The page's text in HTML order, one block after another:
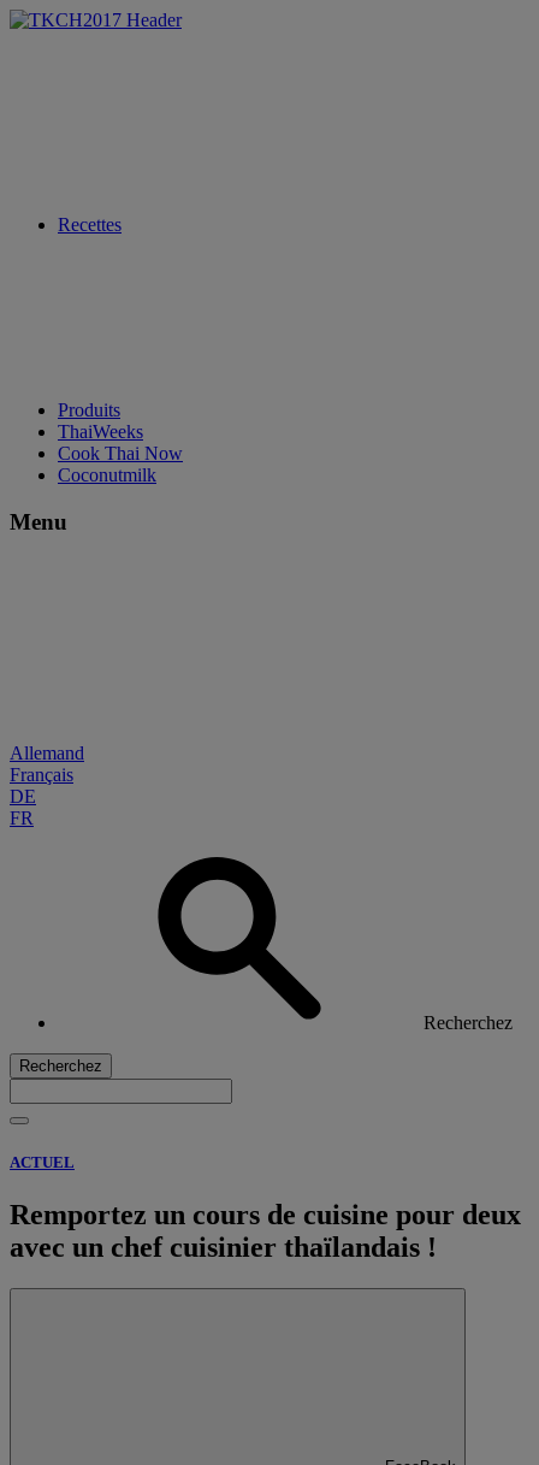
Recettes
Produits
ThaiWeeks
Cook Thai Now
Coconutmilk
Menu
Allemand
Français
DE
FR
Recherchez
Recherchez
ACTUEL
Remportez un cours de cuisine pour deux
avec un chef cuisinier thaïlandais !